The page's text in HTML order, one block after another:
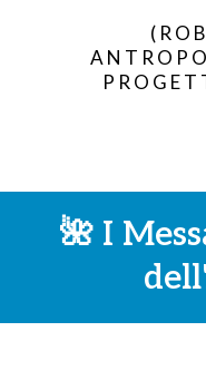
“Il gioco è un
che ci riporta a
proteggerlo e
generazioni